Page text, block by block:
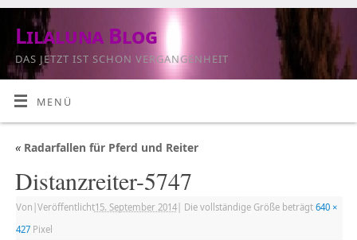
Lilaluna Blog
DAS JETZT IST SCHON VERGANGENHEIT
MENÜ
«Radarfallen für Pferd und Reiter
Distanzreiter-5747
Von Veröffentlicht15. September 2014| Die vollständige Größe beträgt 640 ×
427Pixel